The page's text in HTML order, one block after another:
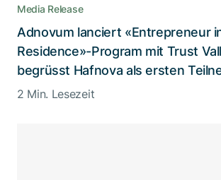
Media Release
Adnovum lanciert «Entrepreneur
Residence»-Program mit Trust
begrüsst Hafnova als ersten
2 Min. Lesezeit